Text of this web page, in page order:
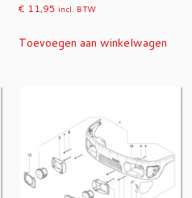
€ 11,95 incl. BTW
Toevoegen aan winkelwagen